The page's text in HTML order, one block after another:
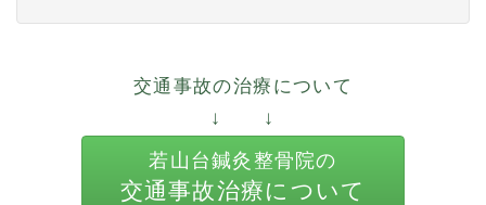
交通事故の治療について
↓ ↓
若山台鍼灸整骨院の
交通事故治療について